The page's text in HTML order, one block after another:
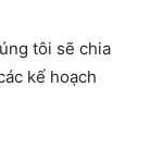
tôi sẽ chia
kế hoạch